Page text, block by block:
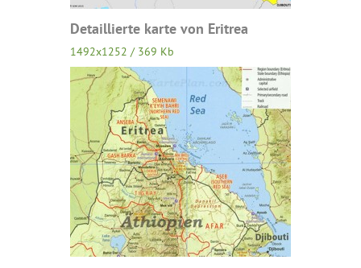
Detaillierte karte von Eritrea
1492x1252 / 369 Kb